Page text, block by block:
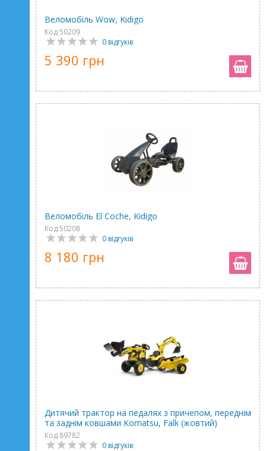
Веломобіль Wow, Kidigo
Код 50209
0 відгуків
5 390 грн
Веломобіль El Coche, Kidigo
Код 50208
0 відгуків
8 180 грн
Дитячий трактор на педалях з причепом, переднім
та заднім ковшами Komatsu, Falk (жовтий)
Код 89782
0 відгуків